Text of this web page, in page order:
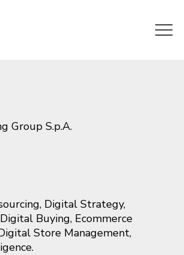
Group S.p.A.
Digital Strategy,
Buying, Ecommerce
Store Management,